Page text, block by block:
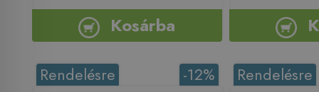
Kosárba
-12%
Rendelésre Rendelésre